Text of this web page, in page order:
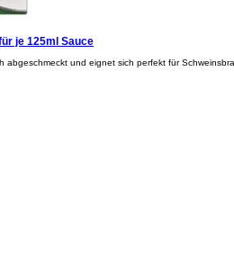
je 125ml Sauce
abgeschmeckt und eignet sich perfekt für